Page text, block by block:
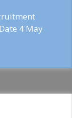
4 May